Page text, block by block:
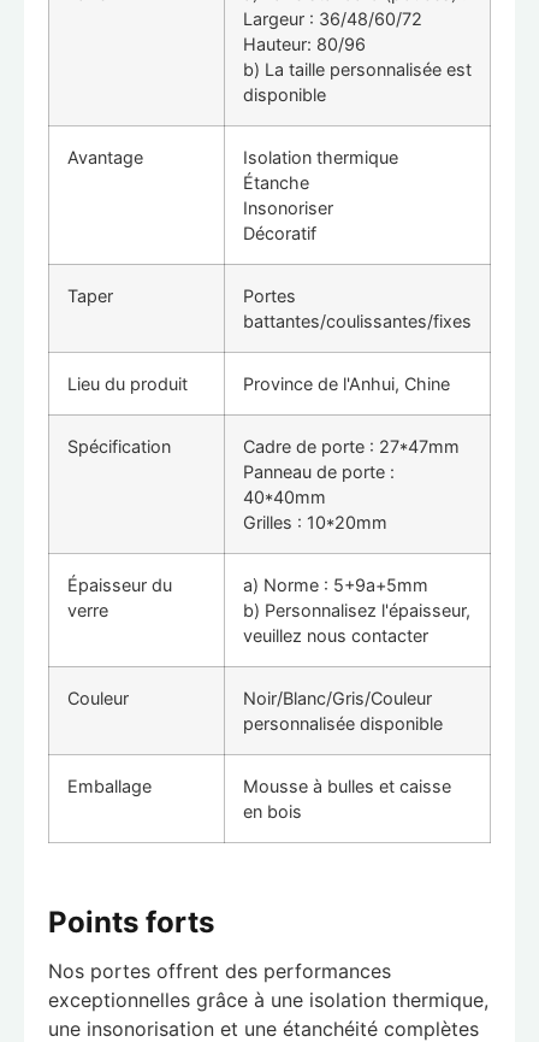
Largeur : 36/48/60/72
Hauteur: 80/96
b) La taille personnalisée est
disponible
Avantage
Isolation thermique
Étanche
Insonoriser
Décoratif
Taper
Portes
battantes/coulissantes/fixes
Lieu du produit Province de l'Anhui, Chine
Spécification
Cadre de porte : 27*47mm
Panneau de porte :
40*40mm
Grilles : 10*20mm
Épaisseur du
verre
a) Norme : 5+9a+5mm
b) Personnalisez l'épaisseur,
veuillez nous contacter
Couleur
Noir/Blanc/Gris/Couleur
personnalisée disponible
Emballage
Mousse à bulles et caisse
en bois
Points forts
Nos portes offrent des performances
exceptionnelles grâce à une isolation thermique,
une insonorisation et une étanchéité complètes